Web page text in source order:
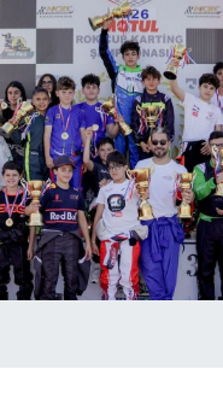
SEÇİM 2018